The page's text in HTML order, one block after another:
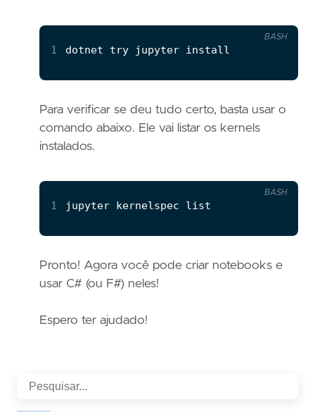
1
BASH
Para verificar se deu tudo certo, basta usar o
comando abaixo. Ele vai listar os kernels
instalados.
1
BASH
Pronto! Agora você pode criar notebooks e
usar C# (ou F#) neles!
Espero ter ajudado!